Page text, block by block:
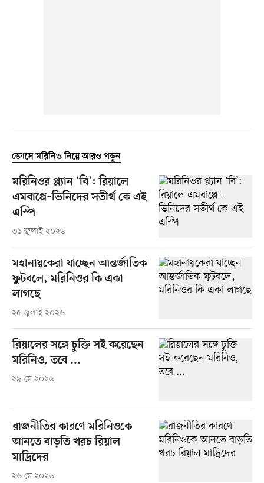
জোসে মরিনিও নিয়ে আরও পড়ুন
মরিনিওর প্ল্যান ‘বি’: রিয়ালে
এমবাপ্পে–ভিনিদের সতীর্থ কে এই
এস্পি
৩১ জুলাই ২০২৬
মহানায়কেরা যাচ্ছেন আন্তর্জাতিক
ফুটবলে, মরিনিওর কি একা
লাগছে
২৫ জুলাই ২০২৬
রিয়ালের সঙ্গে চুক্তি সই করেছেন
মরিনিও, তবে ...
২৯ মে ২০২৬
রাজনীতির কারণে মরিনিওকে
আনতে বাড়তি খরচ রিয়াল
মাদ্রিদের
২৬ মে ২০২৬